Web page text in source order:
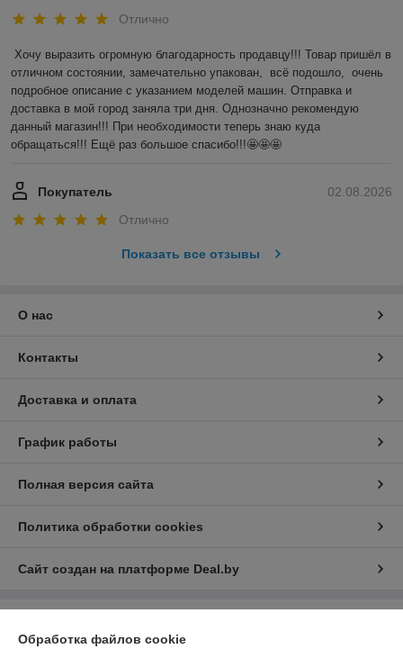
Отлично
Хочу выразить огромную благодарность продавцу!!! Товар пришёл в
отличном состоянии, замечательно упакован,  всё подошло,  очень
подробное описание с указанием моделей машин. Отправка и
доставка в мой город заняла три дня. Однозначно рекомендую
данный магазин!!! При необходимости теперь знаю куда
обращаться!!! Ещё раз большое спасибо!!!🤩🤩🤩
02.08.2026
Покупатель
Отлично
Показать все отзывы
О нас
Контакты
Доставка и оплата
График работы
Полная версия сайта
Политика обработки cookies
Сайт создан на платформе Deal.by
Обработка файлов cookie